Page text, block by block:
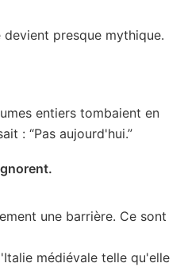
presque mythique.
entiers tombaient en
: “Pas aujourd'hui.”
une barrière. Ce sont
médiévale telle qu'elle